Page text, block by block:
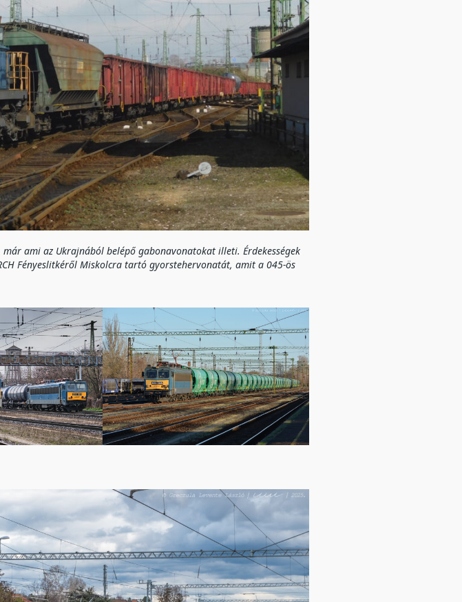
ami az Ukrajnából belépő gabonavonatokat illeti. Érdekességek
Fényeslitkéről Miskolcra tartó gyorstehervonatát, amit a 045-ös